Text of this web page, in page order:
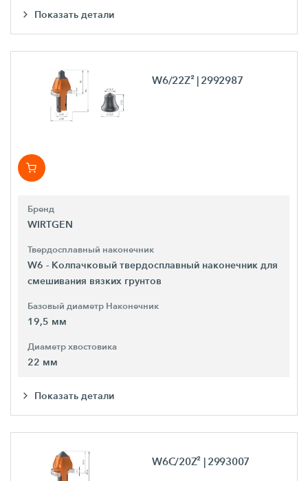
Показать детали
W6/22Z² | 2992987
Бренд
WIRTGEN
Твердосплавный наконечник
W6 - Колпачковый твердосплавный наконечник для
смешивания вязких грунтов
Базовый диаметр Наконечник
19,5 мм
Диаметр хвостовика
22 мм
Показать детали
W6C/20Z² | 2993007